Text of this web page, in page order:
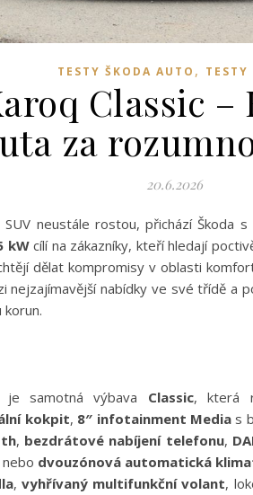
TESTY ŠKODA AUTO , TESTY
Classic
za
20.6.2026
neustále rostou, přichází Škoda
kWcílí na zákazníky, kteří hledají
dělat kompromisy v oblasti
nejzajímavější nabídky ve své třídě a
je samotná výbava Classic, která
kokpit, 8″ infotainment Medias
, bezdrátové nabíjení telefonu,
dvouzónová automatická
,vyhřívaný multifunkční volant,